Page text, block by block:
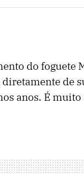
do foguete
diretamente de
anos. É